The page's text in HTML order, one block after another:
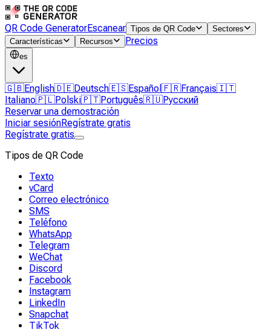
QR Code GeneratorEscanear Tipos de QR Code
Sectores
Características
Recursos Precios
es
🇬🇧English🇩🇪Deutsch🇪🇸Español 🇫🇷Français🇮🇹
Italiano🇵🇱Polski🇵🇹Português🇷🇺Русский
Reservar una demostración
Iniciar sesiónRegístrate gratis
Regístrate gratis
Tipos de QR Code
Texto
vCard
Correo electrónico
SMS
Teléfono
WhatsApp
Telegram
WeChat
Discord
Facebook
Instagram
LinkedIn
Snapchat
TikTok